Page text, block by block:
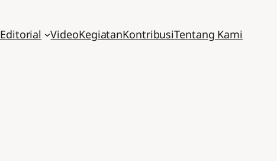
Editorial VideoKegiatanKontribusiTentang Kami